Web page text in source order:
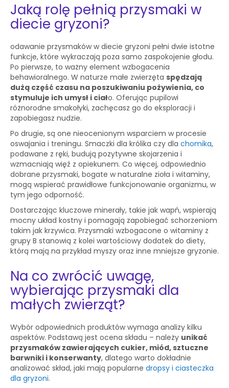
Jaką rolę pełnią przysmaki w
diecie gryzoni?
odawanie przysmaków w diecie gryzoni pełni dwie istotne
funkcje, które wykraczają poza samo zaspokojenie głodu.
Po pierwsze, to ważny element wzbogacenia
behawioralnego. W naturze małe zwierzęta spędzają
dużą część czasu na poszukiwaniu pożywienia, co
stymuluje ich umysł i ciało. Oferując pupilowi
różnorodne smakołyki, zachęcasz go do eksploracji i
zapobiegasz nudzie.
Po drugie, są one nieocenionym wsparciem w procesie
oswajania i treningu. Smaczki dla królika czy dla chomika,
podawane z ręki, budują pozytywne skojarzenia i
wzmacniają więź z opiekunem. Co więcej, odpowiednio
dobrane przysmaki, bogate w naturalne zioła i witaminy,
mogą wspierać prawidłowe funkcjonowanie organizmu, w
tym jego odporność.
Dostarczając kluczowe minerały, takie jak wapń, wspierają
mocny układ kostny i pomagają zapobiegać schorzeniom
takim jak krzywica. Przysmaki wzbogacone o witaminy z
grupy B stanowią z kolei wartościowy dodatek do diety,
którą mają na przykład myszy oraz inne mniejsze gryzonie.
Na co zwrócić uwagę,
wybierając przysmaki dla
małych zwierząt?
Wybór odpowiednich produktów wymaga analizy kilku
aspektów. Podstawą jest ocena składu – należy unikać
przysmaków zawierających cukier, miód, sztuczne
barwniki i konserwanty, dlatego warto dokładnie
analizować skład, jaki mają popularne dropsy i ciasteczka
dla gryzoni.